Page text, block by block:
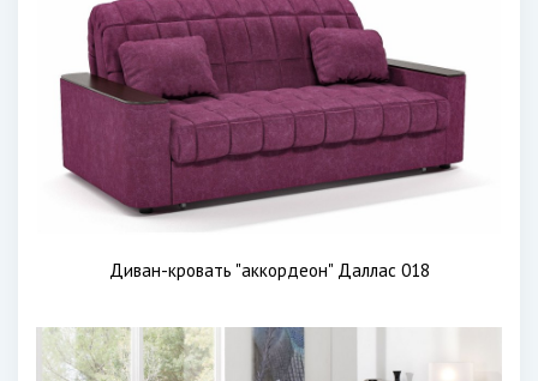
Диван-кровать "аккордеон" Даллас 018